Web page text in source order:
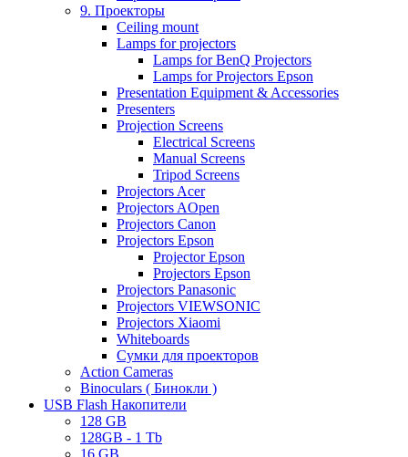
9. Проекторы
Ceiling mount
Lamps for projectors
Lamps for BenQ Projectors
Lamps for Projectors Epson
Presentation Equipment & Accessories
Presenters
Projection Screens
Electrical Screens
Manual Screens
Tripod Screens
Projectors Acer
Projectors AOpen
Projectors Canon
Projectors Epson
Projector Epson
Projectors Epson
Projectors Panasonic
Projectors VIEWSONIC
Projectors Xiaomi
Whiteboards
Сумки для проекторов
Action Cameras
Binoculars ( Бинокли )
USB Flash Накопители
128 GB
128GB - 1 Tb
16 GB